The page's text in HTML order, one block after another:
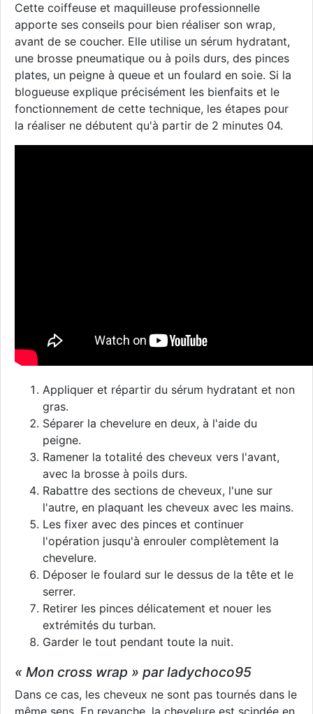
Cette coiffeuse et maquilleuse professionnelle
apporte ses conseils pour bien réaliser son wrap,
avant de se coucher. Elle utilise un sérum hydratant,
une brosse pneumatique ou à poils durs, des pinces
plates, un peigne à queue et un foulard en soie. Si la
blogueuse explique précisément les bienfaits et le
fonctionnement de cette technique, les étapes pour
la réaliser ne débutent qu'à partir de 2 minutes 04.
Appliquer et répartir du sérum hydratant et non
gras.
Séparer la chevelure en deux, à l'aide du
peigne.
Ramener la totalité des cheveux vers l'avant,
avec la brosse à poils durs.
Rabattre des sections de cheveux, l'une sur
l'autre, en plaquant les cheveux avec les mains.
Les fixer avec des pinces et continuer
l'opération jusqu'à enrouler complètement la
chevelure.
Déposer le foulard sur le dessus de la tête et le
serrer.
Retirer les pinces délicatement et nouer les
extrémités du turban.
Garder le tout pendant toute la nuit.
« Mon cross wrap » par ladychoco95
Dans ce cas, les cheveux ne sont pas tournés dans le